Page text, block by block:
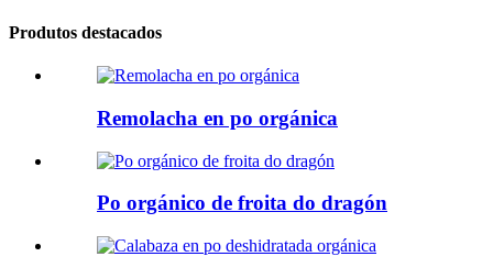
Produtos destacados
Remolacha en po orgánica
Po orgánico de froita do dragón